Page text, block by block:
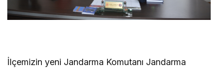
İlçemizin yeni Jandarma Komutanı Jandarma